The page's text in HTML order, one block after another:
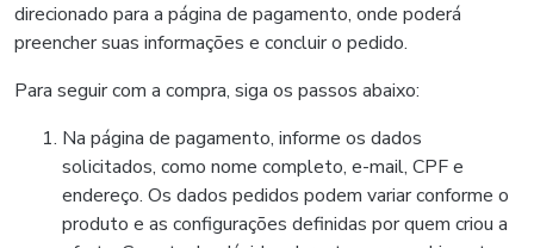
direcionado para a página de pagamento, onde poderá
preencher suas informações e concluir o pedido.
Para seguir com a compra, siga os passos abaixo:
Na página de pagamento, informe os dados
solicitados, como nome completo, e-mail, CPF e
endereço. Os dados pedidos podem variar conforme o
produto e as configurações definidas por quem criou a